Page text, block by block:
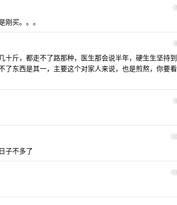
7
买。。。
8
斤，都走不了路那种，医生那会说半年，硬生生坚持到
了东西是其一，主要这个对家人来说，也是煎熬，你要看
9
10
子不多了
11